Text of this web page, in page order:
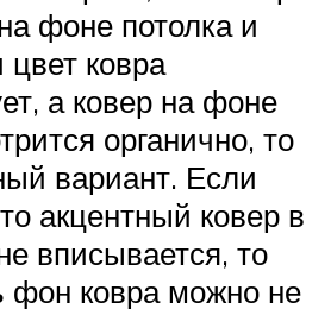
фоне потолка и
цвет ковра
а ковер на фоне
органично, то
вариант. Если
акцентный ковер в
вписывается, то
фон ковра можно не